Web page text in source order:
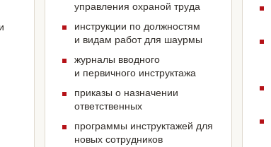
управления охраной труда
инструкции по должностям
и видам работ для шаурмы
журналы вводного
и первичного инструктажа
приказы о назначении
ответственных
программы инструктажей для
новых сотрудников